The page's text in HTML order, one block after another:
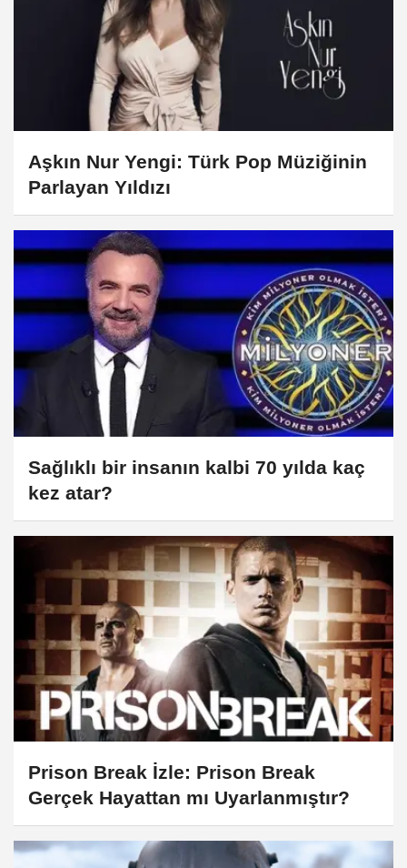
Aşkın Nur Yengi: Türk Pop Müziğinin
Parlayan Yıldızı
Sağlıklı bir insanın kalbi 70 yılda kaç
kez atar?
Prison Break İzle: Prison Break
Gerçek Hayattan mı Uyarlanmıştır?